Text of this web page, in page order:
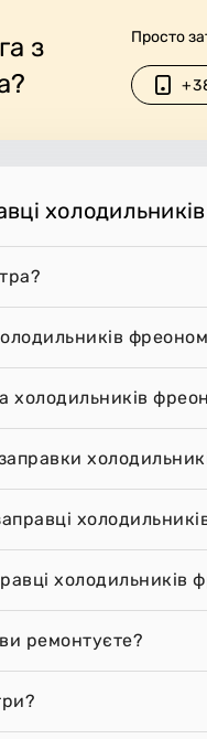
з
Просто
фреоном
холодильників
холодильників
ремонтуєте?